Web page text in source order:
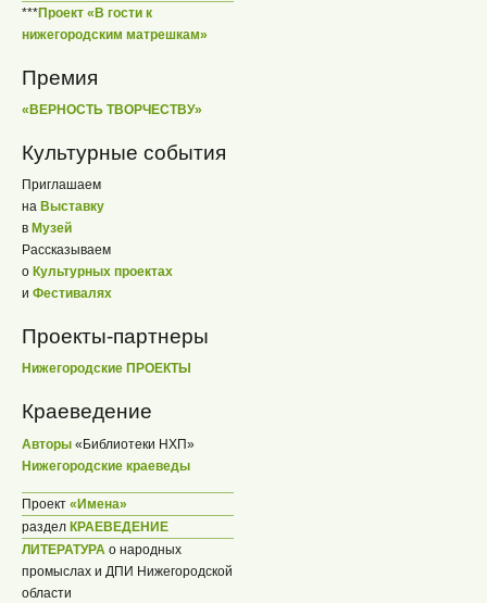
***Проект «В гости к
нижегородским матрешкам»
Премия
«ВЕРНОСТЬ ТВОРЧЕСТВУ»
Культурные события
Приглашаем
на Выставку
в Музей
Рассказываем
о Культурных проектах
и Фестивалях
Проекты-партнеры
Нижегородские ПРОЕКТЫ
Краеведение
Авторы «Библиотеки НХП»
Нижегородские краеведы
Проект «Имена»
раздел КРАЕВЕДЕНИЕ
ЛИТЕРАТУРА о народных
промыслах и ДПИ Нижегородской
области